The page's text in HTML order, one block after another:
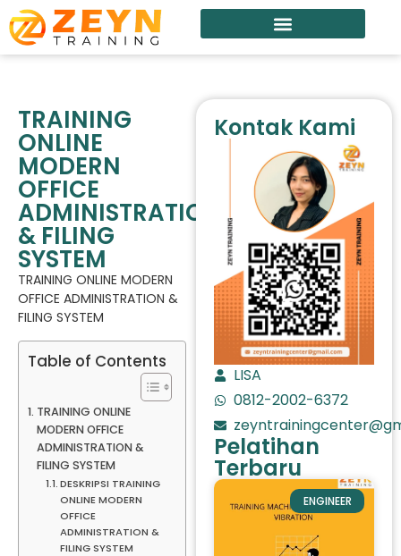
TRAINING
ONLINE
MODERN
OFFICE
ADMINISTRATION
& FILING
SYSTEM
TRAINING ONLINE MODERN
OFFICE ADMINISTRATION &
FILING SYSTEM
Table of Contents
TRAINING ONLINE
MODERN OFFICE
ADMINISTRATION &
FILING SYSTEM
DESKRIPSI TRAINING
ONLINE MODERN
OFFICE
ADMINISTRATION &
FILING SYSTEM
Kontak Kami
LISA
0812-2002-6372
Pelatihan
Terbaru
ENGINEER